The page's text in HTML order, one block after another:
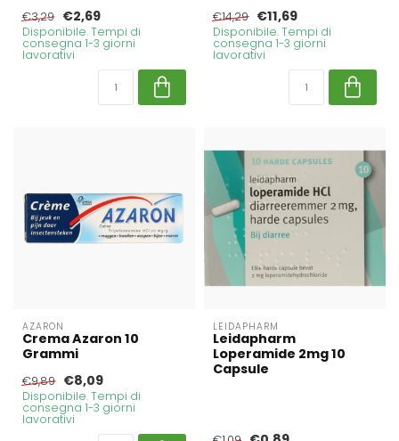
€3,29 €2,69
Disponibile. Tempi di
consegna 1-3 giorni
lavorativi
€14,29 €11,69
Disponibile. Tempi di
consegna 1-3 giorni
lavorativi
AZARON
Crema Azaron 10
Grammi
€9,89 €8,09
Disponibile. Tempi di
consegna 1-3 giorni
lavorativi
LEIDAPHARM
Leidapharm
Loperamide 2mg 10
Capsule